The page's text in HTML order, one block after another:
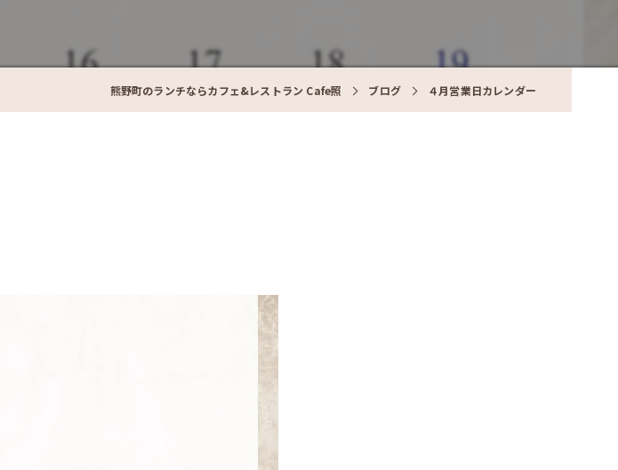
熊野町のランチならカフェ&レストラン Cafe照 ブログ ４月営業日カレンダー